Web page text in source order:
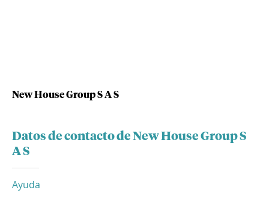
New House Group S A S
Datos de contacto de New House Group S
A S
Ayuda